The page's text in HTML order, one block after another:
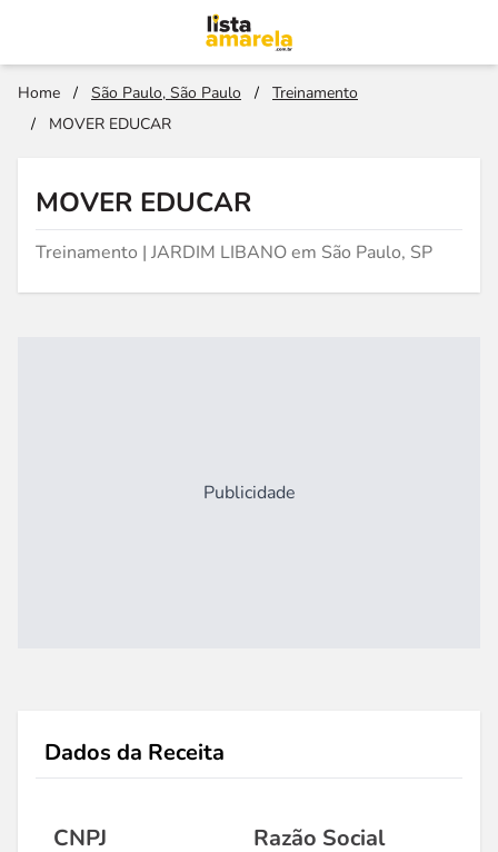
Home / São Paulo, São Paulo /
Treinamento
/
MOVER EDUCAR
MOVER EDUCAR
Treinamento | JARDIM LIBANO em São Paulo, SP
Publicidade
Dados da Receita
CNPJ Razão Social